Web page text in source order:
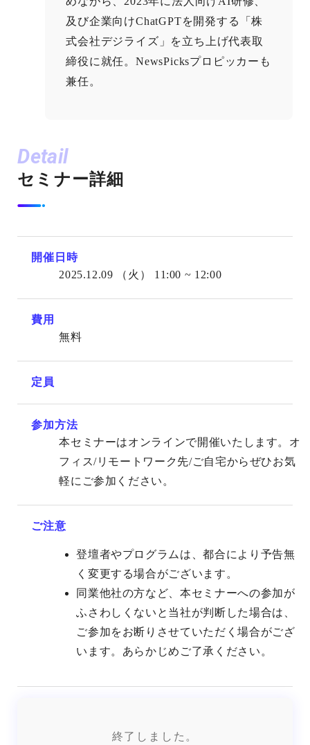
及び企業向けChatGPTを開発する「株
式会社デジライズ」を立ち上げ代表取
締役に就任。NewsPicksプロピッカーも
兼任。
Detail
セミナー詳細
開催日時
2025.12.09 （火） 11:00 ~ 12:00
費用
無料
定員
参加方法
本セミナーはオンラインで開催いたします。オ
フィス/リモートワーク先/ご自宅からぜひお気
軽にご参加ください。
ご注意
登壇者やプログラムは、都合により予告無
く変更する場合がございます。
同業他社の方など、本セミナーへの参加が
ふさわしくないと当社が判断した場合は、
ご参加をお断りさせていただく場合がござ
います。あらかじめご了承ください。
終了しました。